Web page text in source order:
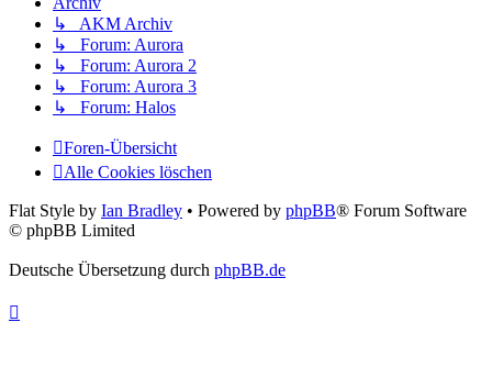
↳ AKM Archiv
↳ Forum: Aurora
↳ Forum: Aurora 2
↳ Forum: Aurora 3
↳ Forum: Halos
Foren-Übersicht
Alle Cookies löschen
Flat Style by Ian Bradley • Powered by phpBB® Forum Software
© phpBB Limited
Deutsche Übersetzung durch phpBB.de